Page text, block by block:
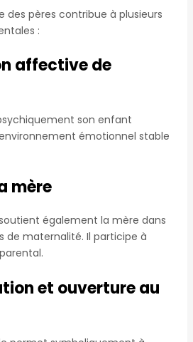
des pères contribue à plusieurs
:
affective de
son enfant
émotionnel stable
mère
également la mère dans
de maternalité. Il participe à
et ouverture au